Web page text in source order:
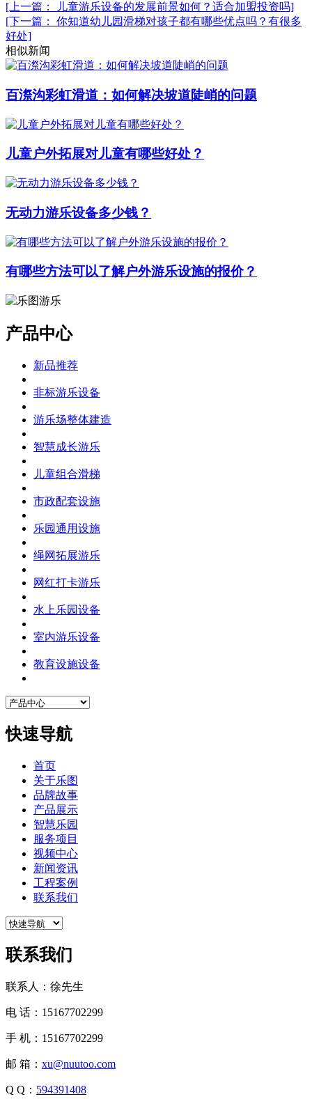
[上一篇： 儿童游乐设备的发展前景如何？适合加盟投资吗]
[下一篇： 你知道幼儿园滑梯对孩子都有哪些优点吗？有很多
好处]
相似新闻
百漈沟彩虹滑道：如何解决坡道陡峭的问题
儿童户外拓展对儿童有哪些好处？
无动力游乐设备多少钱？
有哪些方法可以了解户外游乐设施的报价？
产品中心
新品推荐
非标游乐设备
游乐场整体建造
智慧成长游乐
儿童组合滑梯
市政配套设施
乐园通用设施
绳网拓展游乐
网红打卡游乐
水上乐园设备
室内游乐设备
教育设施设备
快速导航
首页
关于乐图
品牌故事
产品展示
智慧乐园
服务项目
视频中心
新闻资讯
工程案例
联系我们
联系我们
联系人：徐先生
电 话：15167702299
手 机：15167702299
邮 箱： xu@nuutoo.com
Q Q： 594391408